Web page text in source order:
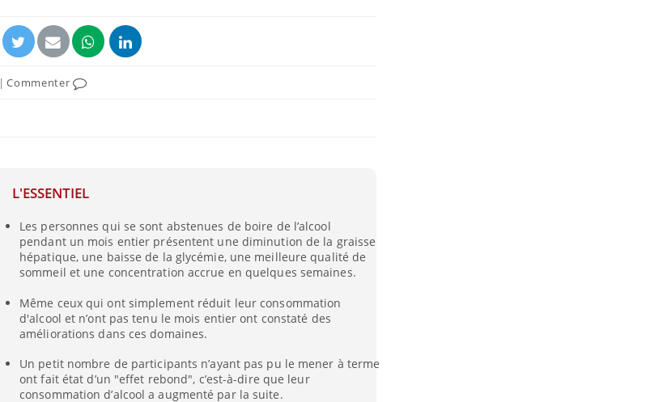
|Commenter
L'ESSENTIEL
Les personnes qui se sont abstenues de boire de l’alcool
pendant un mois entier présentent une diminution de la graisse
hépatique, une baisse de la glycémie, une meilleure qualité de
sommeil et une concentration accrue en quelques semaines.
Même ceux qui ont simplement réduit leur consommation
d'alcool et n’ont pas tenu le mois entier ont constaté des
améliorations dans ces domaines.
Un petit nombre de participants n’ayant pas pu le mener à terme
ont fait état d’un "effet rebond", c’est-à-dire que leur
consommation d’alcool a augmenté par la suite.